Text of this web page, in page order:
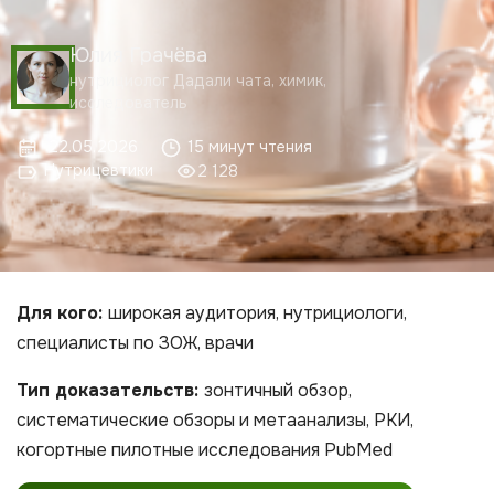
Юлия Грачёва
нутрициолог Дадали чата, химик,
исследователь
22.05.2026
15 минут чтения
Нутрицевтики
2 128
Для кого: широкая аудитория, нутрициологи,
специалисты по ЗОЖ, врачи
Тип доказательств: зонтичный обзор,
систематические обзоры и метаанализы, РКИ,
когортные пилотные исследования PubMed